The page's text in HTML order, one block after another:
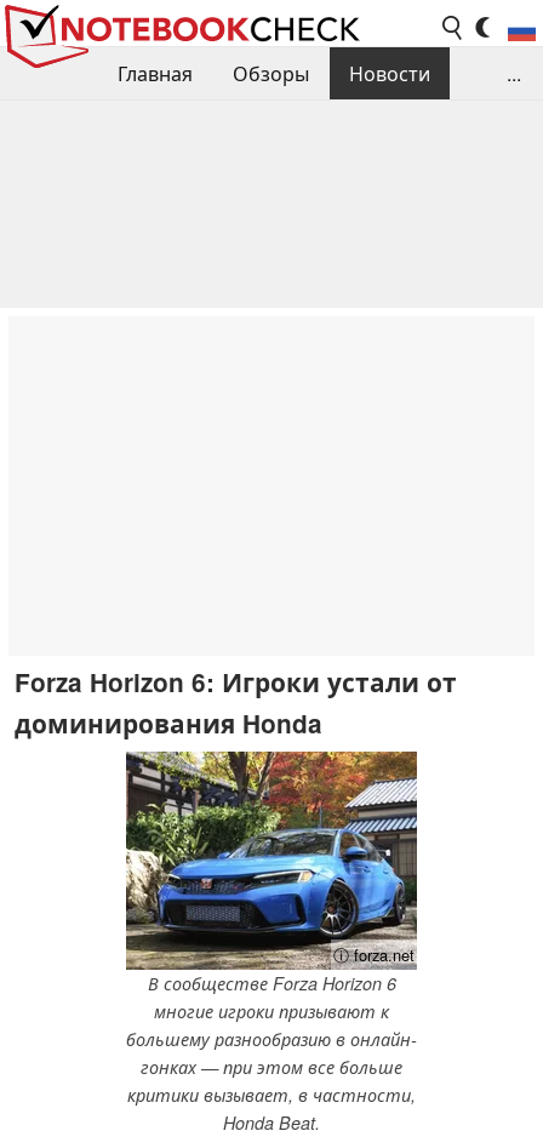
Главная Обзоры
Новости
...
Forza Horizon 6: Игроки устали от
доминирования Honda
ⓘ forza.net
В сообществе Forza Horizon 6
многие игроки призывают к
большему разнообразию в онлайн-
гонках — при этом все больше
критики вызывает, в частности,
Honda Beat.